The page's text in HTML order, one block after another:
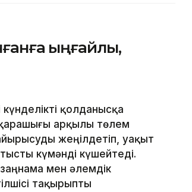
ыңғайлы,
қолданысқа
қарашығы арқылы төлем
жеңілдетіп, уақыт
күмәнді күшейтеді.
мен әлемдік
тақырыпты